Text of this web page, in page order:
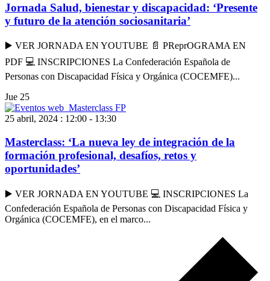
Jornada Salud, bienestar y discapacidad: ‘Presente
y futuro de la atención sociosanitaria’
▶️ VER JORNADA EN YOUTUBE 📄 PReprOGRAMA EN
PDF 💻 INSCRIPCIONES La Confederación Española de
Personas con Discapacidad Física y Orgánica (COCEMFE)...
Jue 25
25 abril, 2024 : 12:00 - 13:30
Masterclass: ‘La nueva ley de integración de la
formación profesional, desafíos, retos y
oportunidades’
▶️ VER JORNADA EN YOUTUBE 💻 INSCRIPCIONES La
Confederación Española de Personas con Discapacidad Física y
Orgánica (COCEMFE), en el marco...